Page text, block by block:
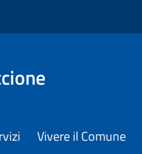
Vivere il Comune